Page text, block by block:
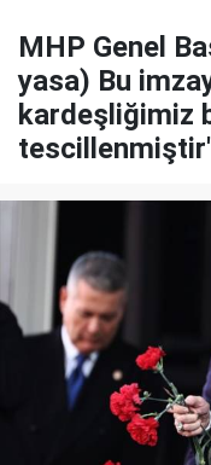
MHP Genel
yasa) Bu
kardeşliğimiz